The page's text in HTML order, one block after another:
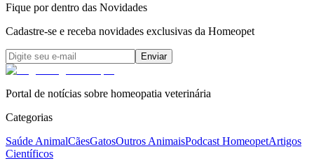
Fique por dentro das Novidades
Cadastre-se e receba novidades exclusivas da Homeopet
Enviar
Portal de notícias sobre homeopatia veterinária
Categorias
Saúde AnimalCãesGatosOutros AnimaisPodcast HomeopetArtigos
Científicos